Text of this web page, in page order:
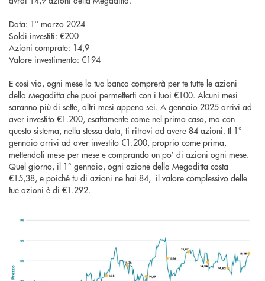
Data: 1° marzo 2024
Soldi investiti: €200
Azioni comprate: 14,9
Valore investimento: €194
E così via, ogni mese la tua banca comprerà per te tutte le azioni
della Megaditta che puoi permetterti con i tuoi €100. Alcuni mesi
saranno più di sette, altri mesi appena sei. A gennaio 2025 arrivi ad
aver investito €1.200, esattamente come nel primo caso, ma con
questo sistema, nella stessa data, ti ritrovi ad avere 84 azioni. Il 1°
gennaio arrivi ad aver investito €1.200, proprio come prima,
mettendoli mese per mese e comprando un po’ di azioni ogni mese.
Quel giorno, il 1° gennaio, ogni azione della Megaditta costa
€15,38, e poiché tu di azioni ne hai 84, il valore complessivo delle
tue azioni è di €1.292.